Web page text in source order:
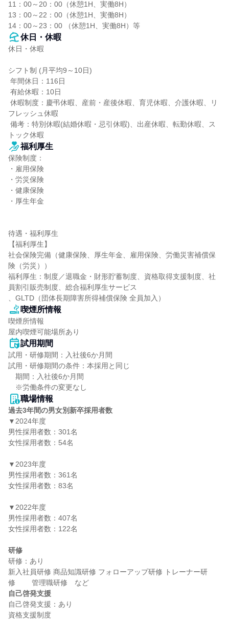
11：00～20：00（休憩1H、実働8H）
13：00～22：00（休憩1H、実働8H）
14：00～23：00 （休憩1H、実働8H）等
休日・休暇
休日・休暇
シフト制 (月平均9～10日)
フレッシュ休暇
トック休暇
福利厚生
保険制度：
・雇用保険
・労災保険
・健康保険
・厚生年金
待遇・福利厚生
【福利厚生】
社会保険完備（健康保険、厚生年金、雇用保険、労働災害補償保
険（労災））
福利厚生：制度／退職金・財形貯蓄制度、資格取得支援制度、社
員割引販売制度、総合福利厚生サービス
、GLTD（団体長期障害所得補償保険 全員加入）
喫煙所情報
喫煙所情報
屋内喫煙可能場所あり
試用期間
試用・研修期間：入社後6か月間
試用・研修期間の条件：本採用と同じ
期間：入社後6か月間
職場情報
過去3年間の男女別新卒採用者数
▼2024年度
男性採用者数：301名
女性採用者数：54名
▼2023年度
男性採用者数：361名
女性採用者数：83名
▼2022年度
男性採用者数：407名
女性採用者数：122名
研修
研修：あり
新入社員研修 商品知識研修 フォローアップ研修 トレーナー研
自己啓発支援
自己啓発支援：あり